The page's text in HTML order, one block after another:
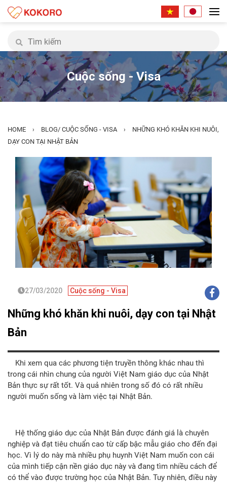
Cuộc sống - Visa
HOME › BLOG/ CUỘC SỐNG - VISA ›
NHỮNG KHÓ KHĂN KHI NUÔI,
DẠY CON TẠI NHẬT BẢN
27/03/2020 Cuộc sống - Visa
Những khó khăn khi nuôi, dạy con tại Nhật
Bản
Khi xem qua các phương tiện truyền thông khác nhau thì
trong cái nhìn chung của người Việt Nam giáo dục của Nhật
Bản thực sự rất tốt. Và quả nhiên trong số đó có rất nhiều
người muốn sống và làm việc tại Nhật Bản.
Hệ thống giáo dục của Nhật Bản được đánh giá là chuyên
nghiệp và đạt tiêu chuẩn cao từ cấp bậc mẫu giáo cho đến đại
học. Vì lý do này mà nhiều phụ huynh Việt Nam muốn con cái
của mình tiếp cận nền giáo dục này và đang tìm nhiều cách để
có thể vào được trường học của Nhật Bản. Tuy nhiên, điều này